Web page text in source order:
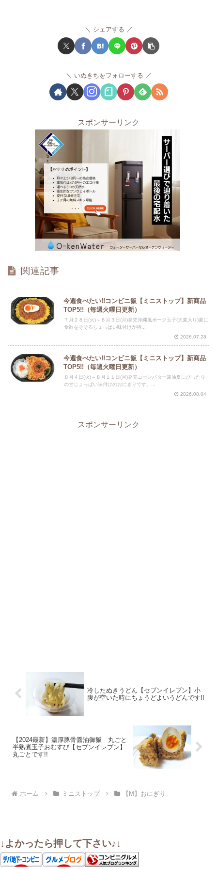
シェアする
いぬきちをフォローする
スポンサーリンク
関連記事
今週食べたい!!コンビニ飯【ミニストップ】新商品
TOP5!!（毎週火曜日更新）
７月２８日(火)～８月３日(月)発売沖縄風ポーク玉子(大麦入り)夏に
食欲をそそるしょっぱい味付けが特...
2026.07.28
今週食べたい!!コンビニ飯【ミニストップ】新商品
TOP5!!（毎週火曜日更新）
８月４日(火)～８月１１日(月)発売コーンバター醤油夏にぴったり
の甘じょっぱい味付けのおにぎりです。...
2026.08.04
スポンサーリンク
冷したぬきうどん【セブンイレブン】小
腹が空いた時にちょうどよいうどんです!!
【2024最新】濃厚豚骨醤油御飯 丸ごと
半熟煮玉子おむすび【セブンイレブン】
丸ごとです!!
ホーム ミニストップ 【M】おにぎり
↓よかったら押して下さい♪↓